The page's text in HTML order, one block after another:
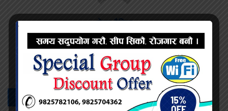
नेत्र दैनिक
सम्बन्धित -समाचार